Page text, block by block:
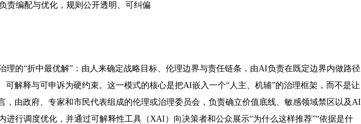
责编配与优化，规则公开透明、可纠偏
理的“折中最优解”：由人来确定战略目标、伦理边界与责任链条，由AI负责在既定边界内做路径
可解释与可申诉为硬约束。这一模式的核心是把AI嵌入一个“人主、机辅”的治理框架，而不是让
，由政府、专家和市民代表组成的伦理或治理委员会，负责确立价值底线、敏感领域禁区以及AI
进行调度优化，并通过可解释性工具（XAI）向决策者和公众展示“为什么这样推荐”“依据是什